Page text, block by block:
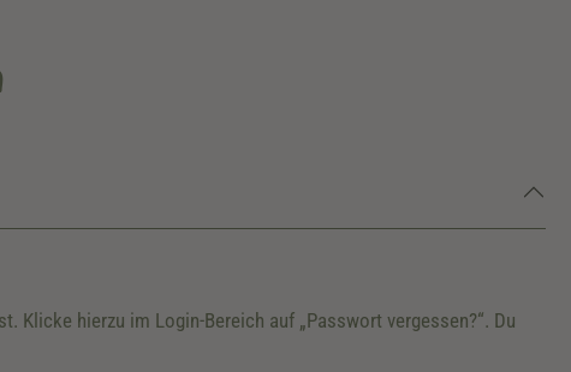
Klicke hierzu im Login-Bereich auf „Passwort vergessen?“. Du